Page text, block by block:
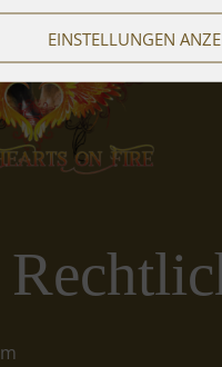
EINSTELLUNGEN